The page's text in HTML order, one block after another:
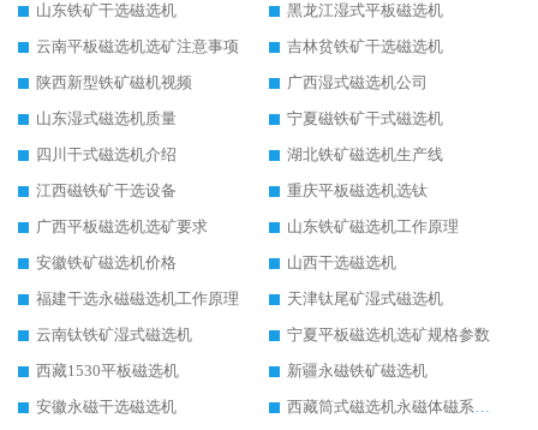
山东铁矿干选磁选机
黑龙江湿式平板磁选机
云南平板磁选机选矿注意事项
吉林贫铁矿干选磁选机
陕西新型铁矿磁机视频
广西湿式磁选机公司
山东湿式磁选机质量
宁夏磁铁矿干式磁选机
四川干式磁选机介绍
湖北铁矿磁选机生产线
江西磁铁矿干选设备
重庆平板磁选机选钛
广西平板磁选机选矿要求
山东铁矿磁选机工作原理
安徽铁矿磁选机价格
山西干选磁选机
福建干选永磁磁选机工作原理
天津钛尾矿湿式磁选机
云南钛铁矿湿式磁选机
宁夏平板磁选机选矿规格参数
西藏1530平板磁选机
新疆永磁铁矿磁选机
安徽永磁干选磁选机
西藏筒式磁选机永磁体磁系设计